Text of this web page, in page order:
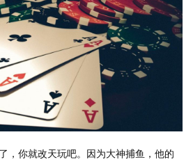
，你就改天玩吧。因为大神捕鱼，他的